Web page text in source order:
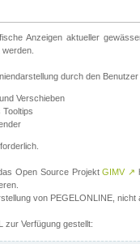
Anzeigen aktueller
durch den
Verschieben
Open Source ProjektGIMV ↗
von PEGELONLINE, nicht
zur Verfügung gestellt: